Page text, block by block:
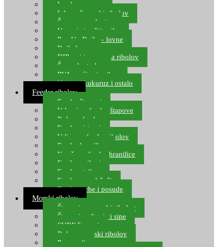
Leadcore
Igle za šaranski ribolov
Špage, upredenice
Vaganje i zaštita ribe
Pop Up Boile – lovne
Boile lovne
DIP-ovi i arome za ribolov
Šaranske torbe
PVA vrećice i pribor
Umjetni kukuruz i ostalo
Feeder ribolov
Feeder štapovi
Vrhovi za feeder štapove
Role za feeder
Feeder sistemi
Udice za feeder ribolov
Feeder hranilice
Kopče za feeder hranilice
Feeder najloni
Feeder stolice
Feeder arm držači
Feeder torbe i posude
Morski ribolov
Štapovi za morski ribolov
Štapovi za lignje i sipe
SURF štapovi
Role za morski ribolov
Parangali